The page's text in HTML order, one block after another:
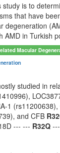
is to
that have
degeneration
AMD in Turkish
Macular
studied in
1
and CFB
--- --- R32Q ---